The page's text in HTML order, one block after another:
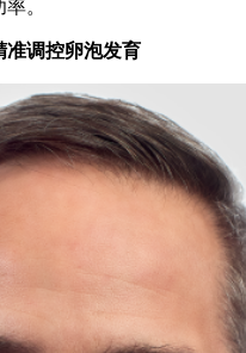
。
准调控卵泡发育